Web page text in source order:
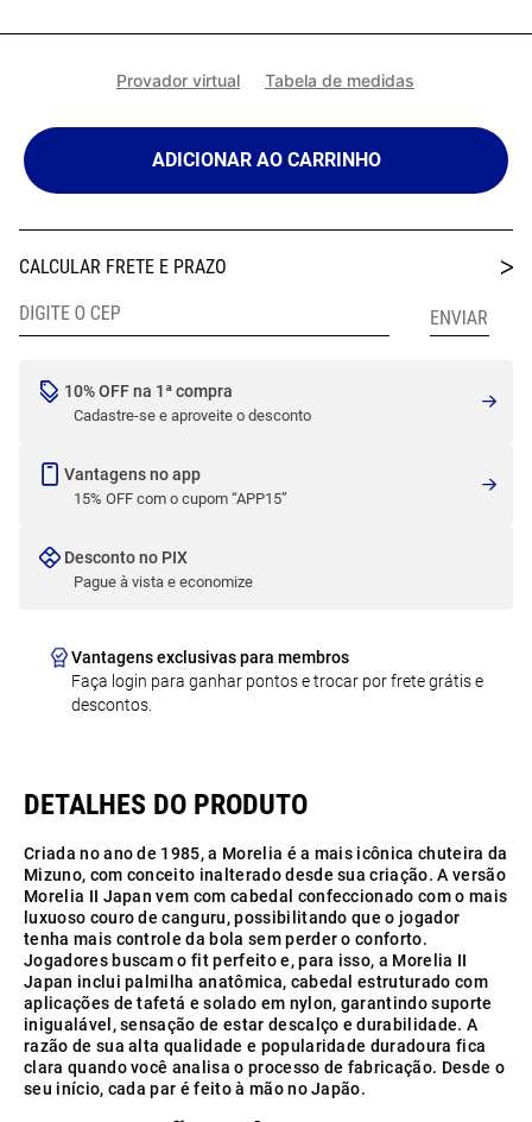
Provador virtual Tabela de medidas
ADICIONAR AO CARRINHO
10% OFF na 1ª compra
Cadastre-se e aproveite o desconto
Vantagens no app
15% OFF com o cupom “APP15”
Desconto no PIX
Pague à vista e economize
Vantagens exclusivas para membros
Faça login para ganhar pontos e trocar por frete grátis e
descontos.
Criada no ano de 1985, a Morelia é a mais icônica chuteira da
Mizuno, com conceito inalterado desde sua criação. A versão
Morelia II Japan vem com cabedal confeccionado com o mais
luxuoso couro de canguru, possibilitando que o jogador
tenha mais controle da bola sem perder o conforto.
Jogadores buscam o fit perfeito e, para isso, a Morelia II
Japan inclui palmilha anatômica, cabedal estruturado com
aplicações de tafetá e solado em nylon, garantindo suporte
inigualável, sensação de estar descalço e durabilidade. A
razão de sua alta qualidade e popularidade duradoura fica
clara quando você analisa o processo de fabricação. Desde o
seu início, cada par é feito à mão no Japão.